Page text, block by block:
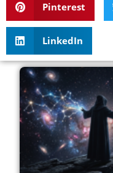
Pinterest
LinkedIn